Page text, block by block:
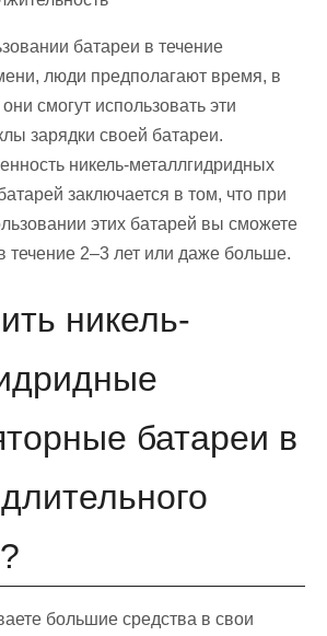
батареи в течение
люди предполагают время, в
смогут использовать эти
зарядки своей батареи.
никель-металлгидридных
заключается в том, что при
этих батарей вы сможете
течение 2–3 лет или даже больше.
никель-
батареи в
большие средства в свои